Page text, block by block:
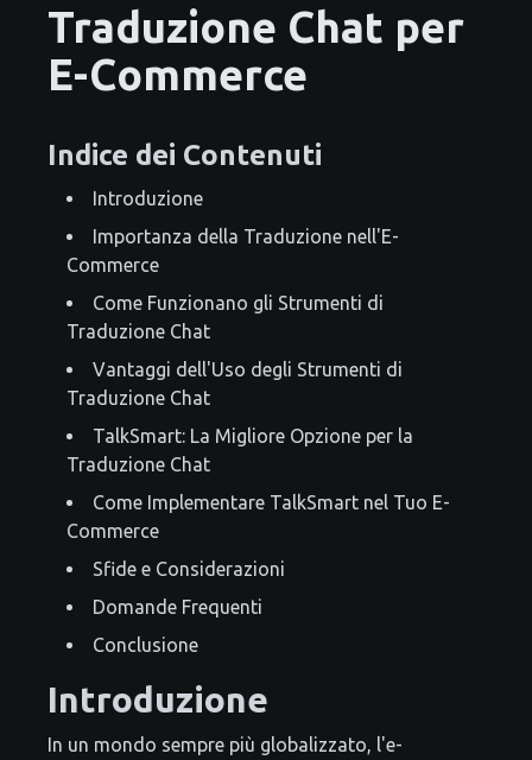
Traduzione Chat per
E-Commerce
Indice dei Contenuti
Introduzione
Importanza della Traduzione nell'E-
Commerce
Come Funzionano gli Strumenti di
Traduzione Chat
Vantaggi dell'Uso degli Strumenti di
Traduzione Chat
TalkSmart: La Migliore Opzione per la
Traduzione Chat
Come Implementare TalkSmart nel Tuo E-
Commerce
Sfide e Considerazioni
Domande Frequenti
Conclusione
Introduzione
In un mondo sempre più globalizzato, l'e-